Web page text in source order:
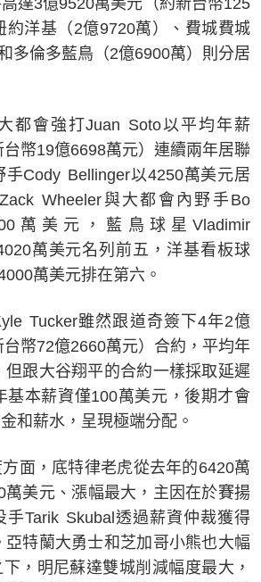
約洋基（2億9720萬）、費城費城
多倫多藍鳥（2億6900萬）則分居
都會強打Juan Soto以平均年薪
幣19億6698萬元）連續兩年居聯
Cody Bellinger以4250萬美元居
Wheeler與大都會內野手Bo
萬美元，藍鳥球星Vladimir
萬美元名列前五，洋基看板球
萬美元排在第六。
Tucker雖然跟道奇簽下4年2億
幣72億2660萬元）合約，平均年
但跟大谷翔平的合約一樣採取延遲
基本薪資僅100萬美元，後期才會
和薪水，呈現極端分配。
面，底特律老虎從去年的6420萬
萬美元、漲幅最大，主因在於賽揚
手Tarik Skubal透過薪資仲裁獲得
亞特蘭大勇士和芝加哥小熊也大幅
，明尼蘇達雙城削減幅度最大，